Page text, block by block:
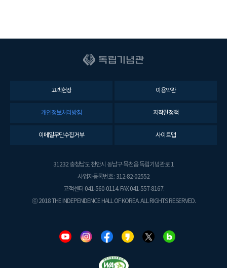
고객헌장 이용약관
개인정보처리방침 저작권정책
이메일무단수집거부 사이트맵
31232 충청남도 천안시 동남구 목천읍 독립기념관로 1
사업자등록번호 : 312-82-02552
고객센터 041-560-0114. FAX 041-557-8167.
ⓒ 2018 THE INDEPENDENCE HALL OF KOREA. ALL RIGHTS RESERVED.